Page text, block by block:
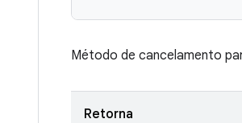
Método de cancelamento
Retorna